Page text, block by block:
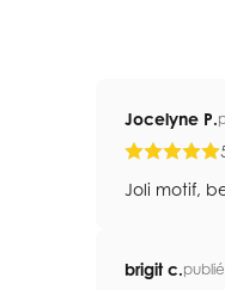
Jocelyne P.
Joli motif,
brigit c.